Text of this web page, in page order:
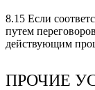
8.15 Если
путем
действующим
ПРОЧИЕ